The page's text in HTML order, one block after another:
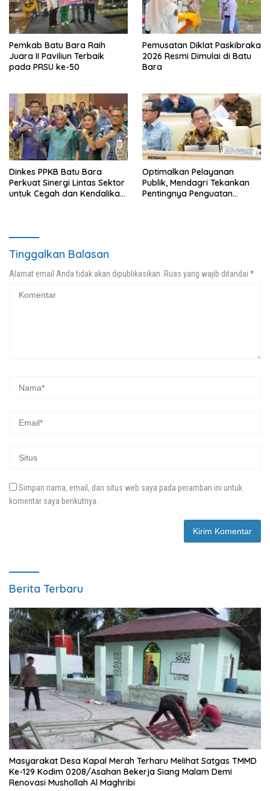
Pemkab Batu Bara Raih
Juara II Paviliun Terbaik
pada PRSU ke-50
Pemusatan Diklat Paskibraka
2026 Resmi Dimulai di Batu
Bara
Dinkes PPKB Batu Bara
Perkuat Sinergi Lintas Sektor
untuk Cegah dan Kendalikan
Optimalkan Pelayanan
Publik, Mendagri Tekankan
Pentingnya Penguatan
Tinggalkan Balasan
Alamat email Anda tidak akan dipublikasikan. Ruas yang wajib ditandai *
Simpan nama, email, dan situs web saya pada peramban ini untuk
komentar saya berikutnya.
Berita Terbaru
Masyarakat Desa Kapal Merah Terharu Melihat Satgas TMMD
Ke-129 Kodim 0208/Asahan Bekerja Siang Malam Demi
Renovasi Mushollah Al Maghribi